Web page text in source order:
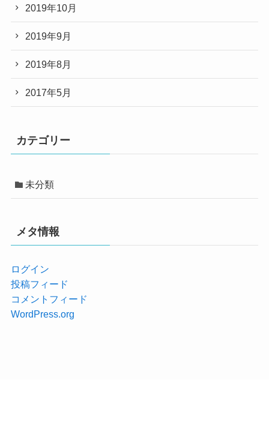
2019年10月
2019年9月
2019年8月
2017年5月
カテゴリー
未分類
メタ情報
ログイン
投稿フィード
コメントフィード
WordPress.org